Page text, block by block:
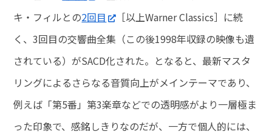
キ・フィルとの2回目
［以上Warner Classics］に続
く、3回目の交響曲全集（この後1998年収録の映像も遺
されている）がSACD化された。となると、最新マスタ
リングによるさらなる音質向上がメインテーマであり、
例えば「第5番」第3楽章などでの透明感がより一層極ま
った印象で、感銘しきりなのだが、一方で個人的には、